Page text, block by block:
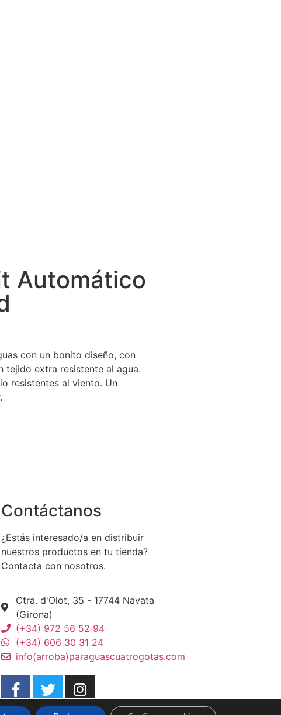
Automático
con un bonito diseño, con
tejido extra resistente al agua.
resistentes al viento. Un
Contáctanos
¿Estás interesado/a en distribuir
nuestros productos en tu tienda?
Contacta con nosotros.
Ctra. d'Olot, 35 - 17744 Navata
(Girona)
(+34) 972 56 52 94
(+34) 606 30 31 24
info(arroba)paraguascuatrogotas.com